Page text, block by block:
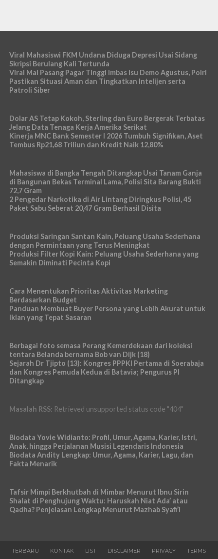
Viral Mahasiswi FKM Undana Diduga Depresi Usai Sidang
Skripsi Berulang Kali Tertunda
Viral Mal Pasang Pagar Tinggi Imbas Isu Demo Agustus, Polri
Pastikan Situasi Aman dan Tingkatkan Intelijen serta
Patroli Siber
Dolar AS Tetap Kokoh, Sterling dan Euro Bergerak Terbatas
Jelang Data Tenaga Kerja Amerika Serikat
Kinerja MNC Bank Semester I 2026 Tumbuh Signifikan, Aset
Tembus Rp21,68 Triliun dan Kredit Naik 12,80%
Mahasiswa di Bangka Tengah Ditangkap Usai Tanam Ganja
di Bangunan Bekas Terminal Lama, Polisi Sita Barang Bukti
72,7 Gram
2 Pengedar Narkotika di Air Lintang Diringkus Polisi, 45
Paket Sabu Seberat 20,47 Gram Berhasil Disita
Produksi Saringan Santan Kain, Peluang Usaha Sederhana
dengan Permintaan yang Terus Meningkat
Produksi Filter Kopi Kain: Peluang Usaha Sederhana yang
Semakin Diminati Pecinta Kopi
Cara Menentukan Prioritas Aktivitas Marketing
Berdasarkan Budget
Panduan Membuat Buyer Persona yang Lebih Akurat untuk
Iklan yang Tepat Sasaran
Berbagai foto semasa Perang Kemerdekaan dari koleksi
tentara Belanda bernama Bob van Dijk (18)
Sejarah Dr Tjipto (13): Kongres PPPKI Pertama di Soerabaja
dan Kongres Pemuda Kedua di Batavia; Pengurus PI
Ditangkap
Masalah RSS: Retrieved unsupported status code "404"
Biodata Yovie Widianto: Profil, Umur, Agama, Karier, Istri,
Anak, hingga Perjalanan Musisi Legendaris Indonesia
Biodata Andity Lengkap: Umur, Agama, Karier, Lagu, dan
Fakta Menarik
Tafsir Mimpi Berkhutbah di Mimbar Menurut Ibnu Sirin
Shalat di Penghujung Waktu: Haruskah Niat Ada’ atau
Qadha? Penjelasan Lengkap Menurut Mazhab Syafi’i
TERBARU KONTAK LIST DISCLAIMER PRIVACY TERMS